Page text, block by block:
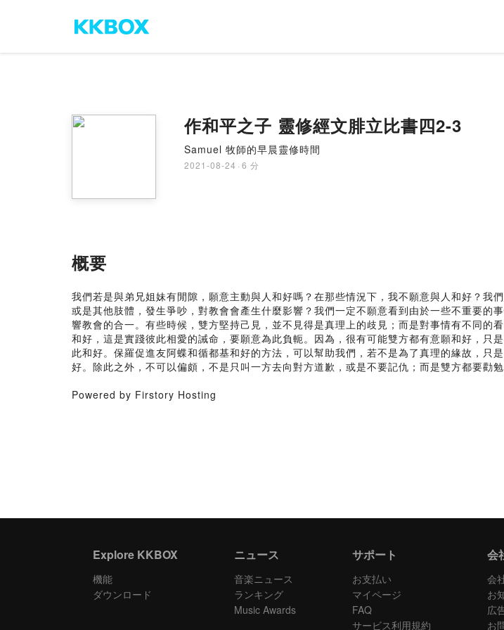
作和平之子 靈修經文腓立比書四2-3
Samuel 牧師的早晨靈修時間
2021-08-24 · 6 分
概要
我們若是與弟兄姐妹有閒隙，願意主動與人和好嗎？在那些情況下，我不願意與人和好？我
或是其他肢體，發生爭吵，對教會會產生什麼影響？我們一定不願意看到由於一些不重要
響教會的合一。有些時候，雙方堅持己見，並不見得是真理上的歧見；而是對事情有不同
和好，這是實踐彼此相愛的誡命，要願意為此負軛。因為，很有可能雙方都有意願和好，
此和好。保羅促進友阿蝶和循都基和好的方法，可以幫助我們，若不是為了真理的緣故，
好。除此之外，不可以偏頗，不是只叫一方去向對方道歉，或是不要記仇；而是雙方都要勸
Powered by Firstory Hosting
Explore KKBOX
機能
ダウンロード
ニュース
音楽ニュース
ランキング
Music Awards
サポート
お支払い
マイページ
FAQ
サービス利用規約
会
会
お
広
お